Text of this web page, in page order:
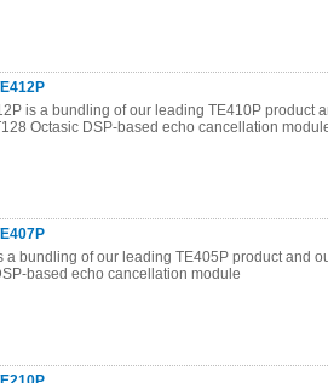
is a bundling of our leading TE410P product
Octasic DSP-based echo cancellation
a bundling of our leading TE405P product and
based echo cancellation module